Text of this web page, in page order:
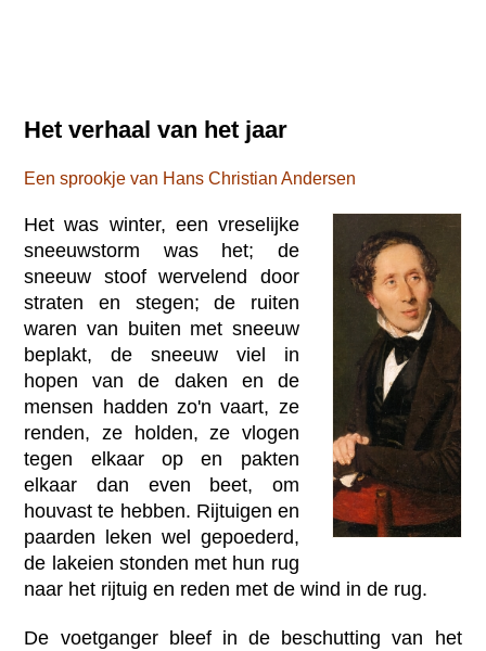
Het verhaal van het jaar
Een sprookje van Hans Christian Andersen
Het was winter, een vreselijke
sneeuwstorm was het; de
sneeuw stoof wervelend door
straten en stegen; de ruiten
waren van buiten met sneeuw
beplakt, de sneeuw viel in
hopen van de daken en de
mensen hadden zo'n vaart, ze
renden, ze holden, ze vlogen
tegen elkaar op en pakten
elkaar dan even beet, om
houvast te hebben. Rijtuigen en
paarden leken wel gepoederd,
de lakeien stonden met hun rug
naar het rijtuig en reden met de wind in de rug.
De voetganger bleef in de beschutting van het